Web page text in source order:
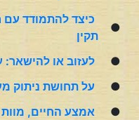
●
כיצד להתמודד עם
תקין
●
לעזוב או להישאר:
●
על תחושת ניתוק
●
אמצע החיים,